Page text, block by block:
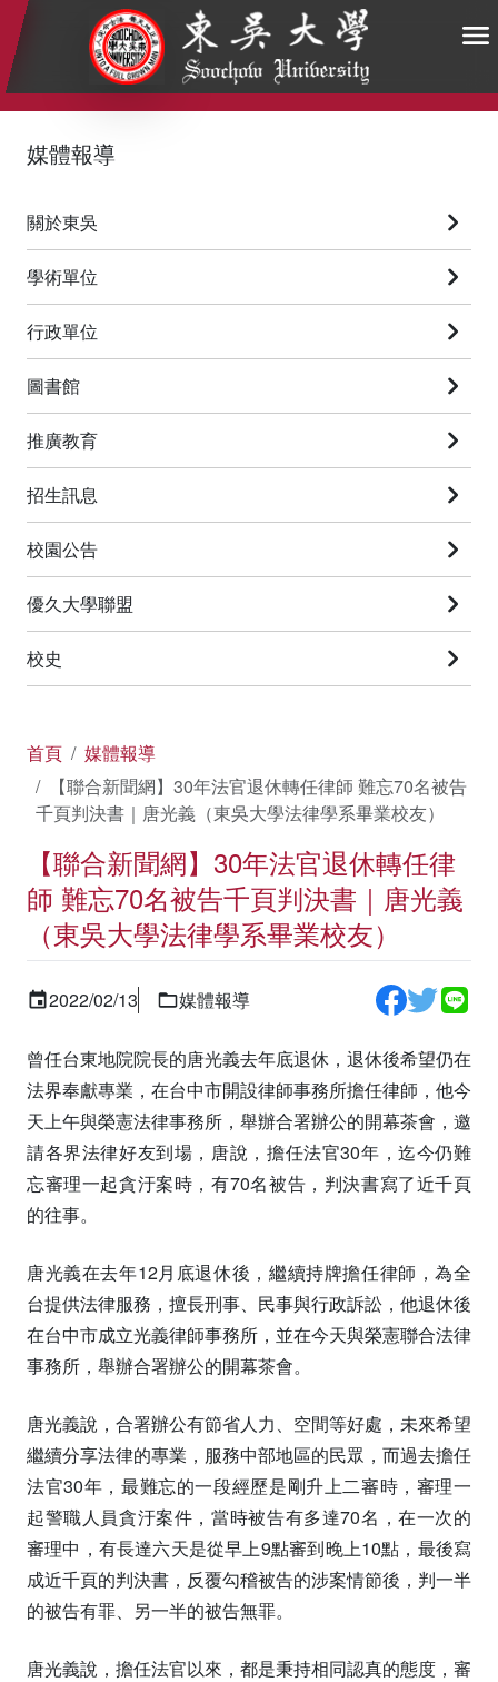
:::
媒體報導
關於東吳
學術單位
行政單位
圖書館
推廣教育
招生訊息
校園公告
優久大學聯盟
校史
首頁
媒體報導
【聯合新聞網】30年法官退休轉任律師 難忘70名被告
千頁判決書｜唐光義（東吳大學法律學系畢業校友）
【聯合新聞網】30年法官退休轉任律
師 難忘70名被告千頁判決書｜唐光義
（東吳大學法律學系畢業校友）
2022/02/13 媒體報導
曾任台東地院院長的唐光義去年底退休，退休後希望仍在
法界奉獻專業，在台中市開設律師事務所擔任律師，他今
天上午與榮憲法律事務所，舉辦合署辦公的開幕茶會，邀
請各界法律好友到場，唐說，擔任法官30年，迄今仍難
忘審理一起貪汙案時，有70名被告，判決書寫了近千頁
的往事。
唐光義在去年12月底退休後，繼續持牌擔任律師，為全
台提供法律服務，擅長刑事、民事與行政訴訟，他退休後
在台中市成立光義律師事務所，並在今天與榮憲聯合法律
事務所，舉辦合署辦公的開幕茶會。
唐光義說，合署辦公有節省人力、空間等好處，未來希望
繼續分享法律的專業，服務中部地區的民眾，而過去擔任
法官30年，最難忘的一段經歷是剛升上二審時，審理一
起警職人員貪汙案件，當時被告有多達70名，在一次的
審理中，有長達六天是從早上9點審到晚上10點，最後寫
成近千頁的判決書，反覆勾稽被告的涉案情節後，判一半
的被告有罪、另一半的被告無罪。
唐光義說，擔任法官以來，都是秉持相同認真的態度，審